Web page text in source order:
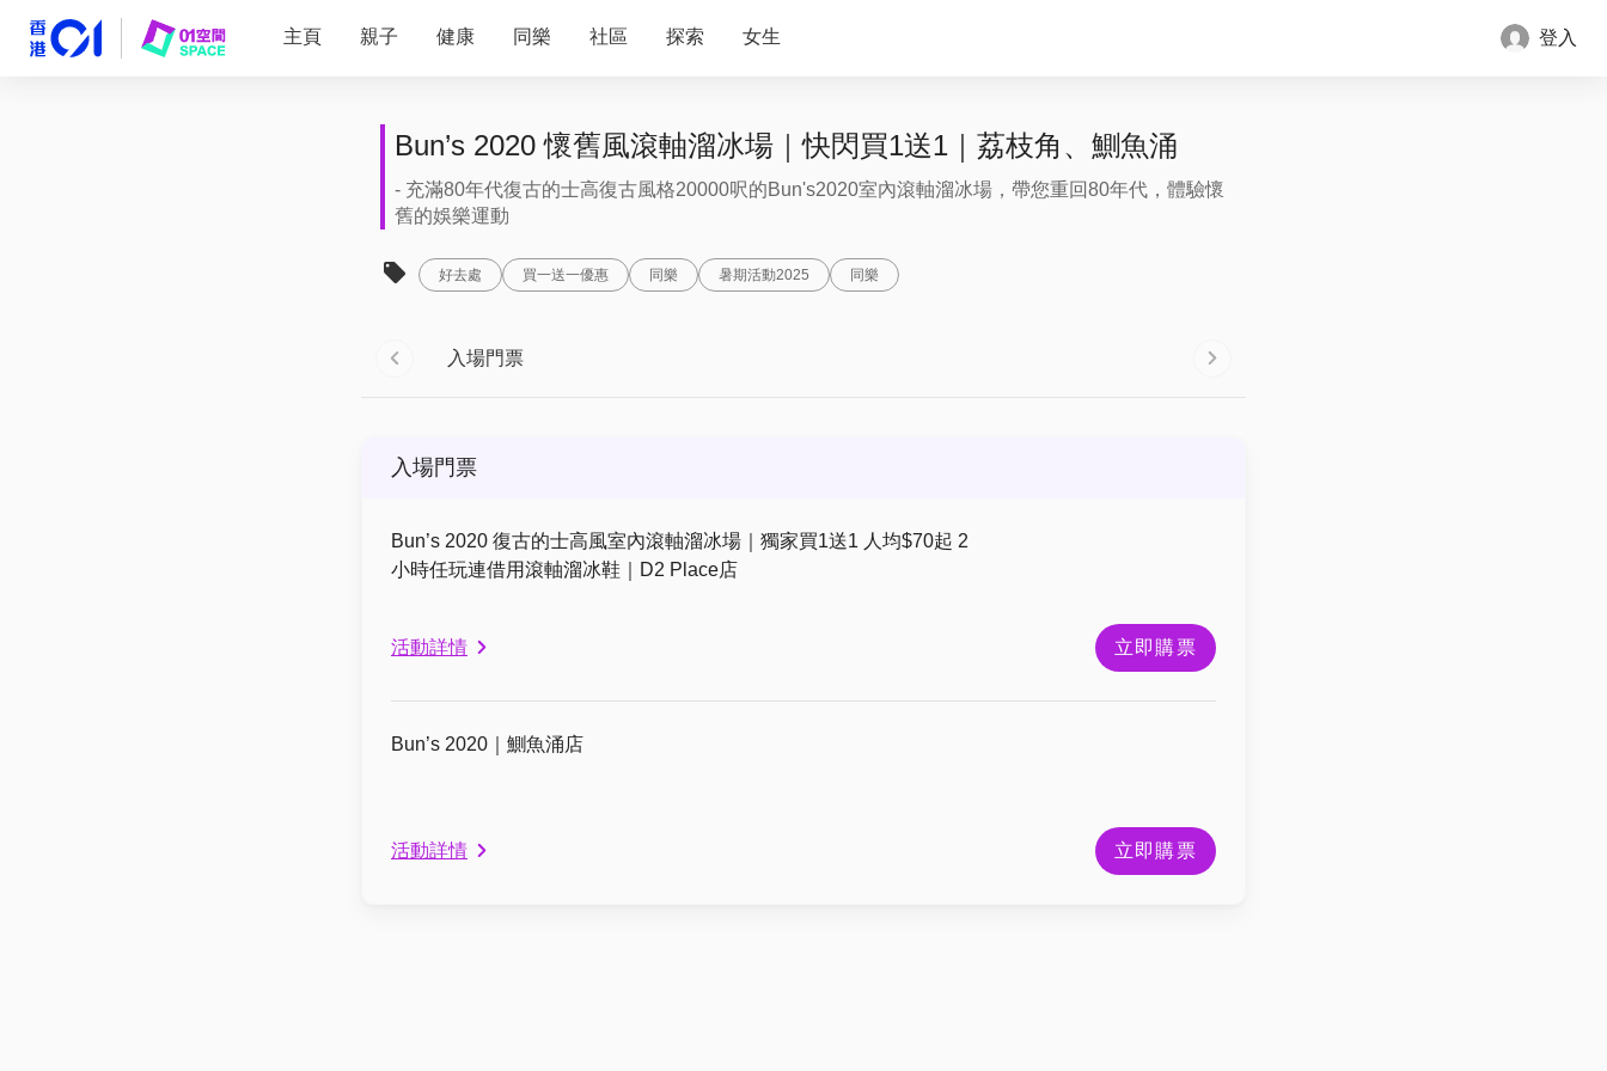
登入
主頁 親子 健康 同樂 社區 探索 女生
Bun’s 2020 懷舊風滾軸溜冰場｜快閃買1送1｜荔枝角、鰂魚涌
- 充滿80年代復古的士高復古風格20000呎的Bun's2020室內滾軸溜冰場，帶您重回80年代，體驗懷
舊的娛樂運動
好去處 買一送一優惠 同樂 暑期活動2025 同樂
入場門票
入場門票
Bun’s 2020 復古的士高風室內滾軸溜冰場｜獨家買1送1 人均$70起 2
小時任玩連借用滾軸溜冰鞋｜D2 Place店
活動詳情 立即購票
Bun’s 2020｜鰂魚涌店
活動詳情 立即購票